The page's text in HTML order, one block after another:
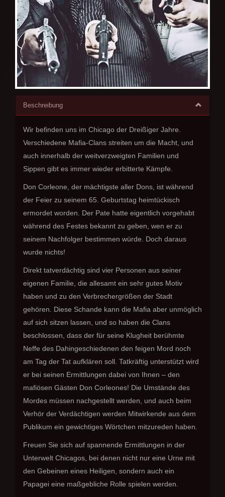
Beschreibung
Wir befinden uns im Chicago der Dreißiger Jahre.
Verschiedene Mafia-Clans streiten um die Macht, und
auch innerhalb der weitverzweigten Familien und
Sippen gibt es immer wieder erbitterte Kämpfe.
Don Corleone, der mächtigste aller Dons, ist während
der Feier zu seinem 65. Geburtstag heimtückisch
ermordet worden. Der Pate hatte eigentlich vorgehabt
während des Festes bekannt zu geben, wen er zu
seinem Nachfolger bestimmen würde. Doch daraus
wurde nichts!
Direkt tatverdächtig sind vier Personen aus seiner
eigenen Familie, die allesamt ein sehr gutes Motiv
haben und zu den Verbrechergrößen der Stadt
gehören. Diese Schande kann die Mafia aber unmöglich
auf sich sitzen lassen, und so haben die Clans
beschlossen, dass der für seine Klugheit berühmte
Neffe des Dahingeschiedenen den feigen Mord noch
am Tag der Tat aufklären soll. Tatkräftig unterstützt wird
er bei seinen Ermittlungen dabei von Ihnen – den
mafiösen Gästen Don Corleones! Die Umstände des
Mordes müssen nachgestellt werden, und auch beim
Verhör der Verdächtigen werden Mitwirkende aus dem
Publikum ein gewichtiges Wörtchen mitzureden haben.
Freuen Sie sich auf spannende Ermittlungen in der
Unterwelt Chicagos, bei denen nicht nur eine Urne mit
den Gebeinen eines Heiligen, sondern auch ein
Papagei eine maßgebliche Rolle spielen werden.